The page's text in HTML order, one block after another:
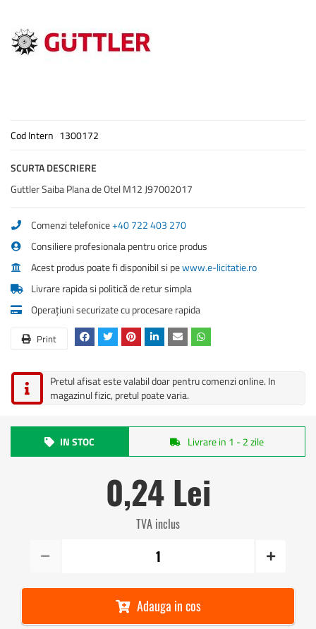
Cod Intern 1300172
SCURTA DESCRIERE
Guttler Saiba Plana de Otel M12 J97002017
Comenzi telefonice+40 722 403 270
Consiliere profesionala pentru orice produs
Acest produs poate fi disponibil si pewww.e-licitatie.ro
Livrare rapida si politică de retur simpla
Operațiuni securizate cu procesare rapida
Print
Pretul afisat este valabil doar pentru comenzi online. In
magazinul fizic, pretul poate varia.
IN STOC Livrare in 1 - 2 zile
0,24 Lei
TVA inclus
Adauga in cos